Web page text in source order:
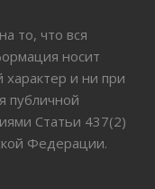
то, что вся
носит
и ни при
публичной
Статьи 437(2)
Федерации.